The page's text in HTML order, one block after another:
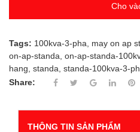
Cho
Tags: 100kva-3-pha may on ap
on-ap-standa on-ap-standa-
hang standa standa-100kva-3-
Share:
THÔNG TIN SẢN PHẨM